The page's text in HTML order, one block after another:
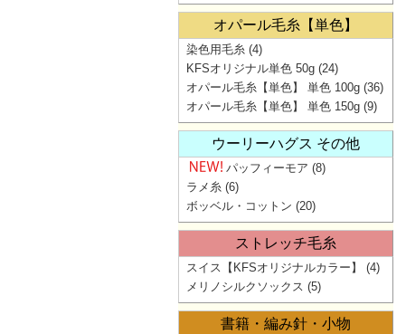
オパール毛糸【単色】
染色用毛糸 (4)
KFSオリジナル単色 50g (24)
オパール毛糸【単色】 単色 100g (36)
オパール毛糸【単色】 単色 150g (9)
ウーリーハグス その他
パッフィーモア (8)
ラメ糸 (6)
ボッベル・コットン (20)
ストレッチ毛糸
スイス【KFSオリジナルカラー】
(4)
メリノシルクソックス (5)
書籍・編み針・小物